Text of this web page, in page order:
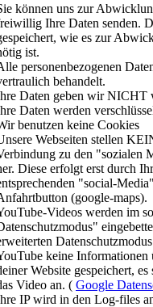
können uns zur
Ihre Daten senden.
wie es zur
ist.
personenbezogenen
behandelt.
Daten geben wir NICHT
Daten werden
benutzen keine Cookies
Webseiten stellen
zu den "sozialen
Diese erfolgt erst durch
"social-
(google-maps).
Videos werden im
keine Informationen
Website gespeichert, es
Video an. ( Google
IP wird in den Log-files